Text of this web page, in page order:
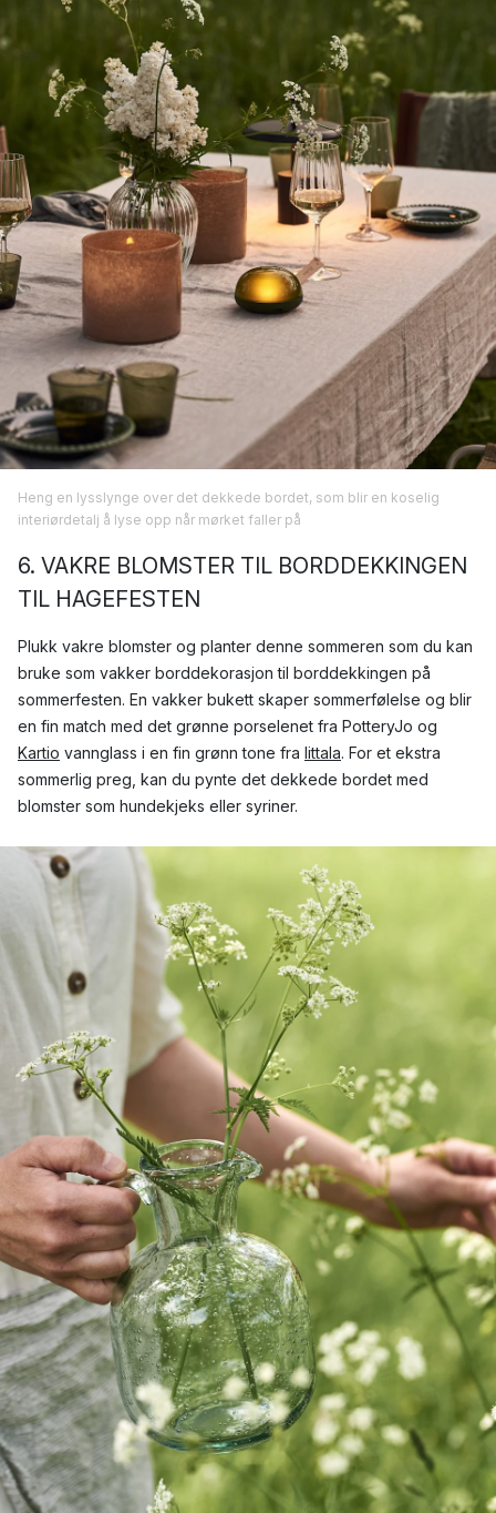
Heng en lysslynge over det dekkede bordet, som blir en koselig
interiørdetalj å lyse opp når mørket faller på
6. VAKRE BLOMSTER TIL BORDDEKKINGEN
TIL HAGEFESTEN
Plukk vakre blomster og planter denne sommeren som du kan
bruke som vakker borddekorasjon til borddekkingen på
sommerfesten. En vakker bukett skaper sommerfølelse og blir
en fin match med det grønne porselenet fra PotteryJo og
Kartio vannglass i en fin grønn tone fra Iittala. For et ekstra
sommerlig preg, kan du pynte det dekkede bordet med
blomster som hundekjeks eller syriner.